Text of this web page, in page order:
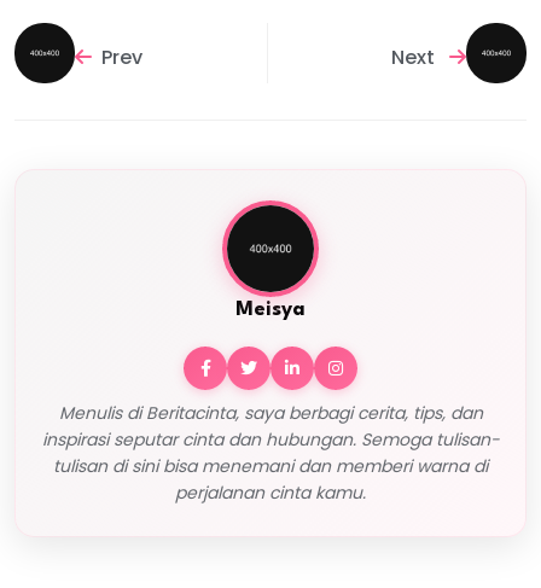
Prev Next
Meisya
Menulis di Beritacinta, saya berbagi cerita, tips, dan
inspirasi seputar cinta dan hubungan. Semoga tulisan-
tulisan di sini bisa menemani dan memberi warna di
perjalanan cinta kamu.